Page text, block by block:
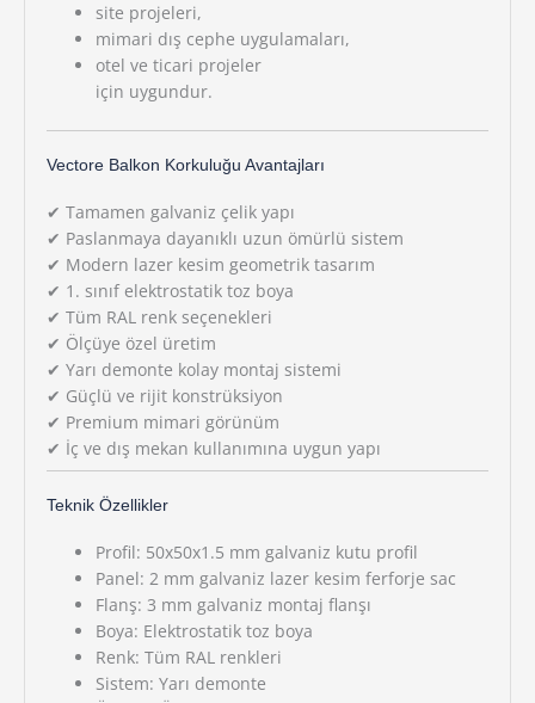
site projeleri,
mimari dış cephe uygulamaları,
otel ve ticari projeler
için uygundur.
Vectore Balkon Korkuluğu Avantajları
✔ Tamamen galvaniz çelik yapı
✔ Paslanmaya dayanıklı uzun ömürlü sistem
✔ Modern lazer kesim geometrik tasarım
✔ 1. sınıf elektrostatik toz boya
✔ Tüm RAL renk seçenekleri
✔ Ölçüye özel üretim
✔ Yarı demonte kolay montaj sistemi
✔ Güçlü ve rijit konstrüksiyon
✔ Premium mimari görünüm
✔ İç ve dış mekan kullanımına uygun yapı
Teknik Özellikler
Profil: 50x50x1.5 mm galvaniz kutu profil
Panel: 2 mm galvaniz lazer kesim ferforje sac
Flanş: 3 mm galvaniz montaj flanşı
Boya: Elektrostatik toz boya
Renk: Tüm RAL renkleri
Sistem: Yarı demonte